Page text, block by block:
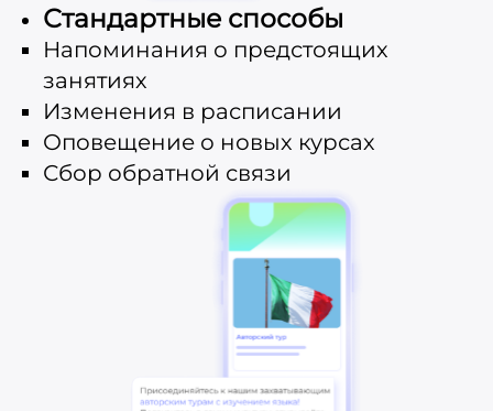
Стандартные способы
Напоминания о предстоящих
занятиях
Изменения в расписании
Оповещение о новых курсах
Сбор обратной связи